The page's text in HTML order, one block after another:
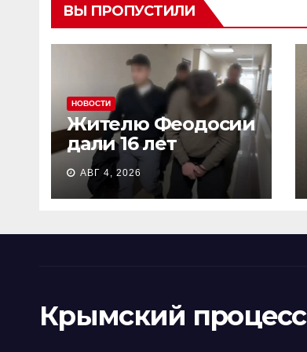
ВЫ ПРОПУСТИЛИ
НОВОСТИ
Жителю Феодосии
дали 16 лет
колонии потому
что «являлся
противником СВО»
АВГ 4, 2026
Крымский процесс